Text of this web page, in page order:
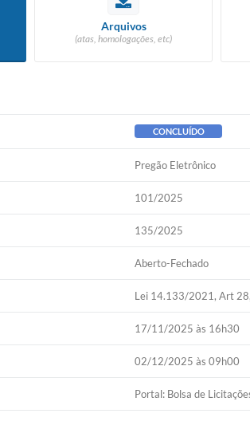
Arquivos
(atas, homologações, etc)
CONCLUÍDO
Pregão Eletrônico
101/2025
135/2025
Aberto-Fechado
Lei 14.133/2021, Art
17/11/2025 às 16h30
02/12/2025 às 09h00
Portal: Bolsa de